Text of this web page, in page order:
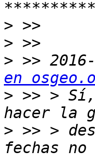
>
>
> >>
en
> >> >
> >> >